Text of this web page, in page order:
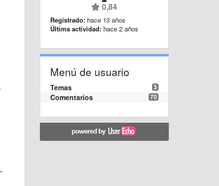
0,84
Registrado: hace 13 años
Última actividad: hace 2 años
Menú de usuario
3
Temas
70
Comentarios